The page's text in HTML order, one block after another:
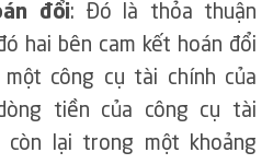
đổi: Đó là thỏa thuận
hai bên cam kết hoán đổi
công cụ tài chính của
tiền của công cụ tài
còn lại trong một khoảng